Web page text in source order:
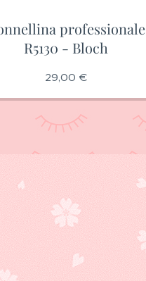
professionale
R5130 - Bloch
29,00 €